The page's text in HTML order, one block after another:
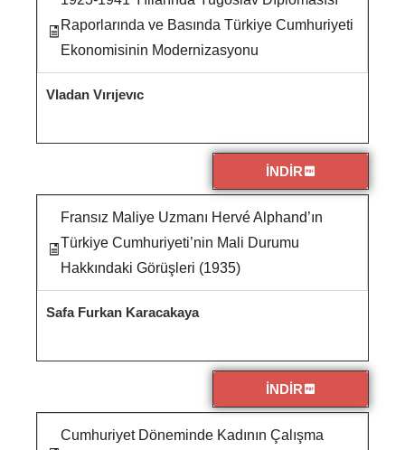
Raporlarında ve Basında Türkiye Cumhuriyeti
Ekonomisinin Modernizasyonu
Vladan Vırıjevıc
İNDİR
Fransız Maliye Uzmanı Hervé Alphand’ın
Türkiye Cumhuriyeti’nin Mali Durumu
Hakkındaki Görüşleri (1935)
Safa Furkan Karacakaya
İNDİR
Cumhuriyet Döneminde Kadının Çalışma